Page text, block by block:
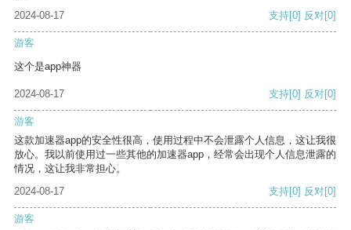
2024-08-17
支持[0] 反对[0]
游客
这个是app神器
2024-08-17 支持[0] 反对[0]
游客
这款加速器app的安全性很高，使用过程中不会泄露个人信息，这让我很
放心。我以前使用过一些其他的加速器app，经常会出现个人信息泄露的
情况，这让我非常担心。
2024-08-17
支持[0] 反对[0]
游客